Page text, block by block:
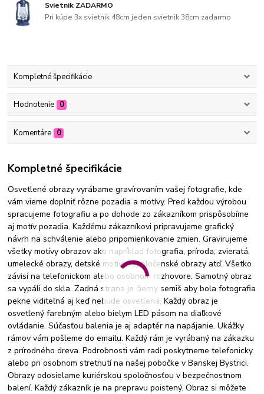
Svietnik ZADARMO
Pri kúpe 3x svietnik 48cm jeden svietnik 38cm zadarmo
Kompletné špecifikácie
Hodnotenie 0
Komentáre 0
Kompletné špecifikácie
Osvetlené obrazy vyrábame gravírovaním vašej fotografie, kde
vám vieme doplniť rôzne pozadia a motívy. Pred každou výrobou
spracujeme fotografiu a po dohode zo zákazníkom prispôsobíme
aj motív pozadia. Každému zákazníkovi pripravujeme grafický
návrh na schválenie alebo pripomienkovanie zmien. Gravirujeme
všetky motívy obrazov ako napríklad fotografia, príroda, zvieratá,
umelecké obrazy, detské motívy,, spoločenské obrazy atď. Všetko
závisí na telefonickom alebo osobnom rozhovore. Samotný obraz
sa vypáli do skla. Zadná strana je čierny semiš aby bola fotografia
pekne viditeľná aj keď nebude osvetlená. Každý obraz je
osvetlený farebným alebo bielym LED pásom na diaľkové
ovládanie. Súčasťou balenia je aj adaptér na napájanie. Ukážky
rámov vám pošleme do emailu. Každý rám je vyrábaný na zákazku
z prírodného dreva. Podrobnosti vám radi poskytneme telefonicky
alebo pri osobnom stretnutí na našej pobočke v Banskej Bystrici.
Obrazy odosielame kuriérskou spoločnosťou v bezpečnostnom
balení. Každý zákazník je na prepravu poistený. Obraz si môžete